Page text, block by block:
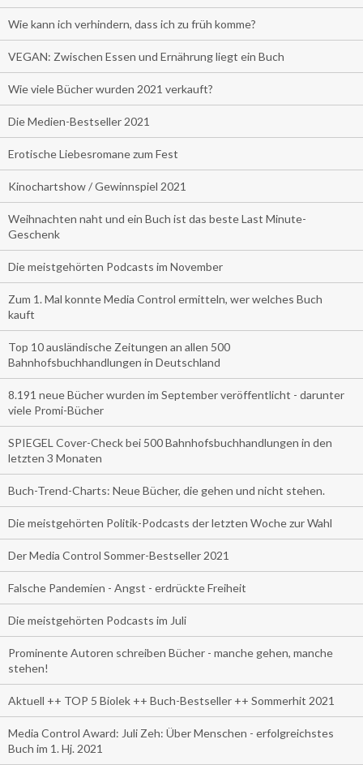
Wie kann ich verhindern, dass ich zu früh komme?
VEGAN: Zwischen Essen und Ernährung liegt ein Buch
Wie viele Bücher wurden 2021 verkauft?
Die Medien-Bestseller 2021
Erotische Liebesromane zum Fest
Kinochartshow / Gewinnspiel 2021
Weihnachten naht und ein Buch ist das beste Last Minute-
Geschenk
Die meistgehörten Podcasts im November
Zum 1. Mal konnte Media Control ermitteln, wer welches Buch
kauft
Top 10 ausländische Zeitungen an allen 500
Bahnhofsbuchhandlungen in Deutschland
8.191 neue Bücher wurden im September veröffentlicht - darunter
viele Promi-Bücher
SPIEGEL Cover-Check bei 500 Bahnhofsbuchhandlungen in den
letzten 3 Monaten
Buch-Trend-Charts: Neue Bücher, die gehen und nicht stehen.
Die meistgehörten Politik-Podcasts der letzten Woche zur Wahl
Der Media Control Sommer-Bestseller 2021
Falsche Pandemien - Angst - erdrückte Freiheit
Die meistgehörten Podcasts im Juli
Prominente Autoren schreiben Bücher - manche gehen, manche
stehen!
Aktuell ++ TOP 5 Biolek ++ Buch-Bestseller ++ Sommerhit 2021
Media Control Award: Juli Zeh: Über Menschen - erfolgreichstes
Buch im 1. Hj. 2021